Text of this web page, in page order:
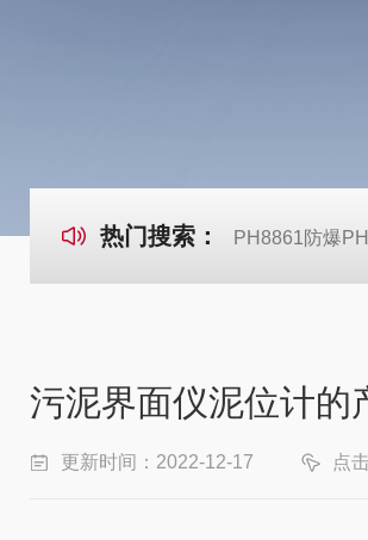
热门搜索： PH8861防爆
污泥界面仪泥位计的
更新时间：2022-12-17 点